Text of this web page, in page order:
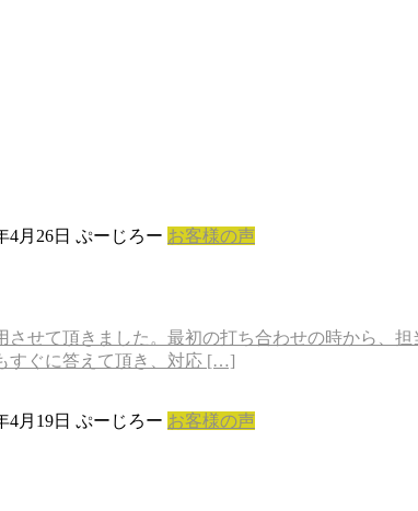
4月26日 ぷーじろー お客様の声
させて頂きました。最初の打ち合わせの時から、
すぐに答えて頂き、対応 […]
4月19日 ぷーじろー お客様の声